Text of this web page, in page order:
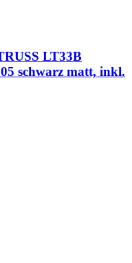
LT33B
schwarz matt, inkl.